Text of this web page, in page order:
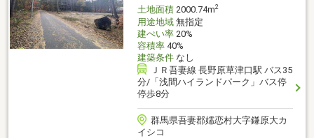
土地面積2000.74m2
用途地域無指定
建ぺい率20%
容積率40%
建築条件なし
ＪＲ吾妻線 長野原草津口駅 バス35
分/「浅間ハイランドパーク」バス停
停歩8分
群馬県吾妻郡嬬恋村大字鎌原大カ
イシコ